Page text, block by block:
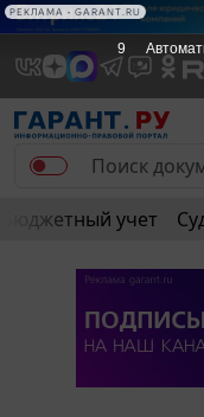
Бюджетный учет
8
РЕКЛАМА • GARANT.RU